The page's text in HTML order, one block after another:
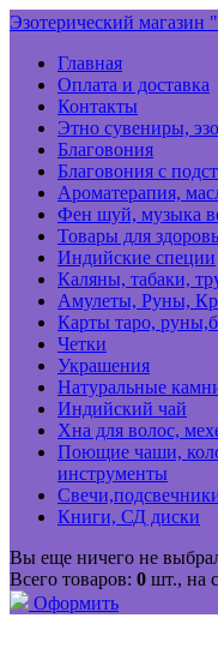
Эзотерический
Главная
Оплата и доставка
Контакты
Этно сувениры,
Благовония
Благовония с
Ароматерапия,
Фен шуй, музыка
Товары для
Индийские специи
Каляны, табаки,
Амулеты, Руны,
Карты таро,
Четки
Украшения
Натуральные
Индийский чай
Хна для волос,
Поющие чаши,
инструменты
Книги, СД диски
Вы еще ничего не
Всего товаров: 0 шт., на
Оформить